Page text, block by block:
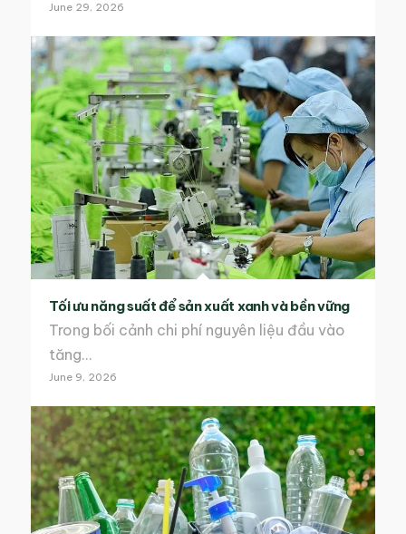
June 29, 2026
Tối ưu năng suất để sản xuất xanh và bền vững
Trong bối cảnh chi phí nguyên liệu đầu vào
tăng…
June 9, 2026